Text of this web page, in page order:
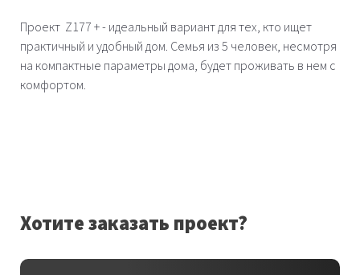
Проект Z177 + - идеальный вариант для тех, кто ищет
практичный и удобный дом. Семья из 5 человек, несмотря
на компактные параметры дома, будет проживать в нем с
комфортом.
Хотите заказать проект?